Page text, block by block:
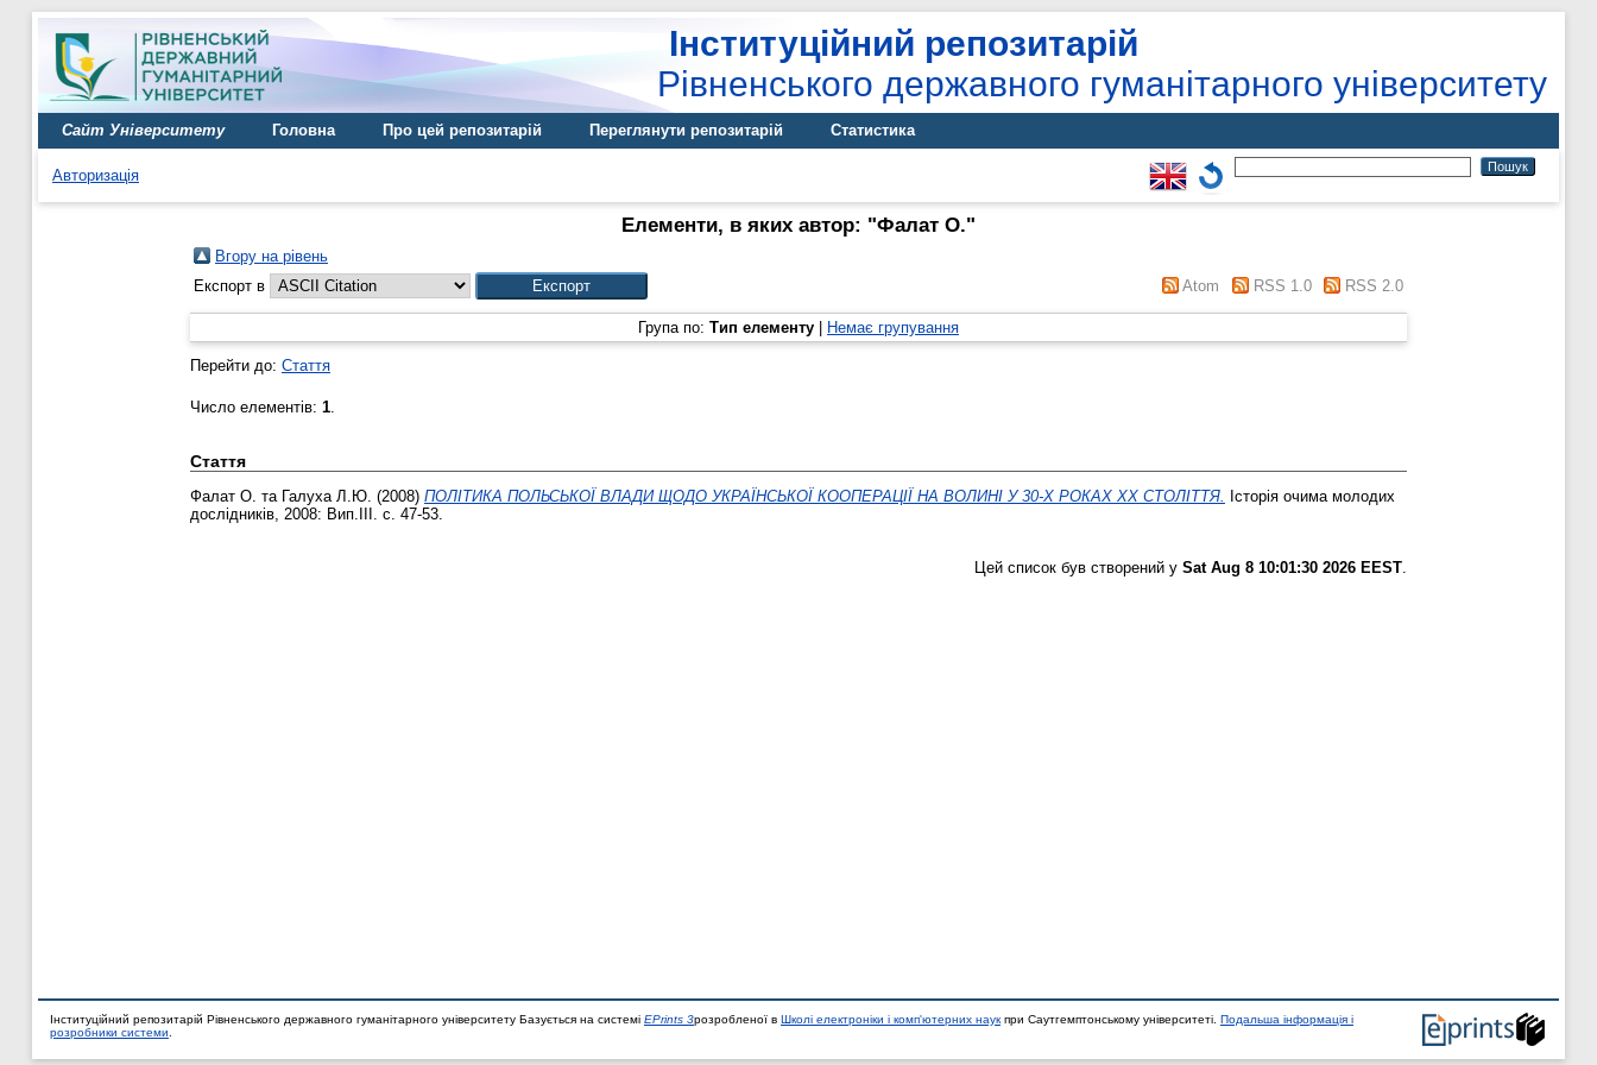
Інституційний репозитарій
Рівненського державного гуманітарного університету
Сайт Університету Головна Про цей репозитарій Переглянути репозитарій Статистика
Авторизація
Елементи, в яких автор: "Фалат О."
Вгору на рівень
Експорт в
Atom RSS 1.0 RSS 2.0
Група по: Тип елементу Немає групування
Перейти до: Стаття
Число елементів: 1.
Стаття
Фалат О. та Галуха Л.Ю. (2008) ПОЛІТИКА ПОЛЬСЬКОЇ ВЛАДИ ЩОДО УКРАЇНСЬКОЇ КООПЕРАЦІЇ НА ВОЛИНІ У 30-Х РОКАХ ХХ СТОЛІТТЯ.
Історія очима молодих
дослідників, 2008: Вип.III. с. 47-53.
Цей список був створений у Sat Aug 8 10:01:30 2026 EEST
Інституційний репозитарій Рівненського державного гуманітарного університету Базується на системі EPrints 3розробленої в Школі електроніки і комп'ютерних наук при Саутгемптонському університеті. Подальша інформація і
розробники системи